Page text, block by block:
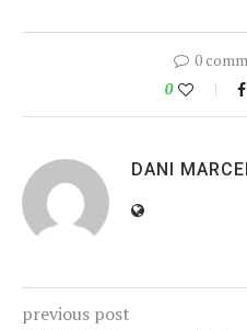
0
0
DANI
previous post